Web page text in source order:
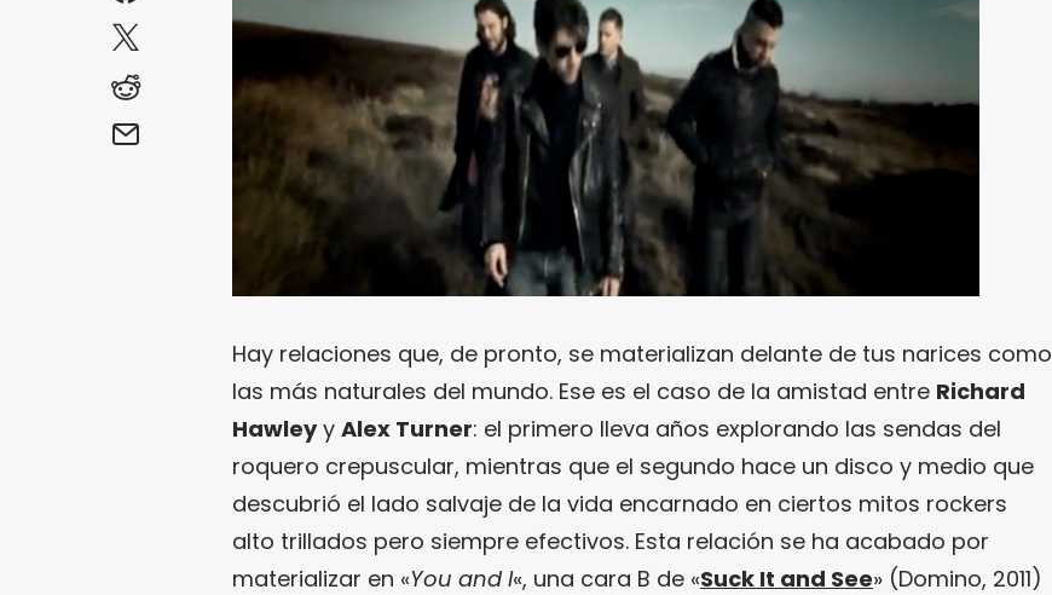
Hay relaciones que, de pronto, se materializan delante de tus narices como
las más naturales del mundo. Ese es el caso de la amistad entre Richard
Hawleyy Alex Turner: el primero lleva años explorando las sendas del
roquero crepuscular, mientras que el segundo hace un disco y medio que
descubrió el lado salvaje de la vida encarnado en ciertos mitos rockers
alto trillados pero siempre efectivos. Esta relación se ha acabado por
materializar en «You and I«, una cara B de «Suck It and See» (Domino, 2011)